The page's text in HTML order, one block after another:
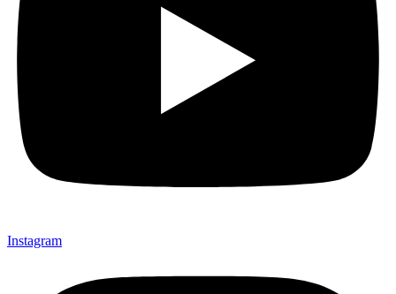
Instagram